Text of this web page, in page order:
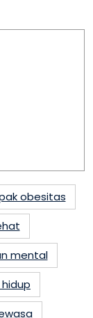
obesitas
mental